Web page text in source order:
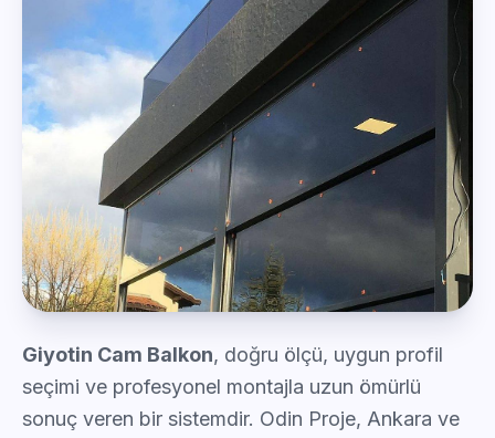
Giyotin Cam Balkon, doğru ölçü, uygun profil
seçimi ve profesyonel montajla uzun ömürlü
sonuç veren bir sistemdir. Odin Proje, Ankara ve